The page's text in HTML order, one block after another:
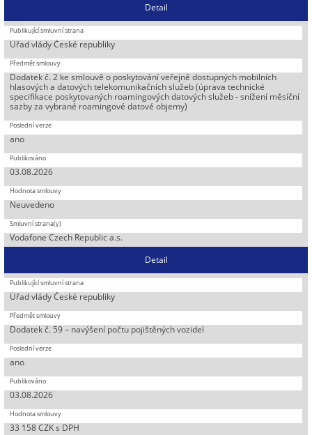
Detail
Úřad vlády České republiky
Dodatek č. 2 ke smlouvě o poskytování veřejně dostupných mobilních
hlasových a datových telekomunikačních služeb (úprava technické
specifikace poskytovaných roamingových datových služeb - snížení měsíční
sazby za vybrané roamingové datové objemy)
ano
03.08.2026
Neuvedeno
Vodafone Czech Republic a.s.
Detail
Úřad vlády České republiky
Dodatek č. 59 – navýšení počtu pojištěných vozidel
ano
03.08.2026
33 158 CZK s DPH